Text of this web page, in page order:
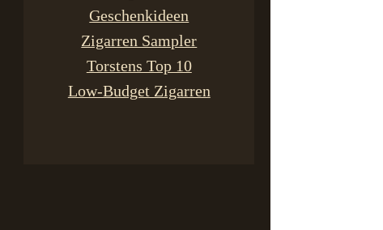
Geschenkideen
Zigarren Sampler
Torstens Top 10
Low-Budget Zigarren